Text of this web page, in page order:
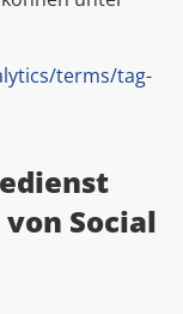
terms/tag-
Social